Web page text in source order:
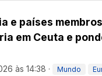
e países
em Ceuta e
às 14:38 · Mundo